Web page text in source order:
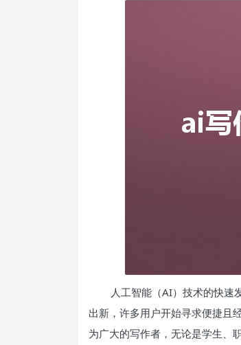
人工智能（AI）技术的快速
出新，许多用户开始寻求便捷且
为广大的写作者，无论是学生、